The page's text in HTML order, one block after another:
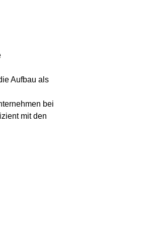
Aufbau als
bei
mit den